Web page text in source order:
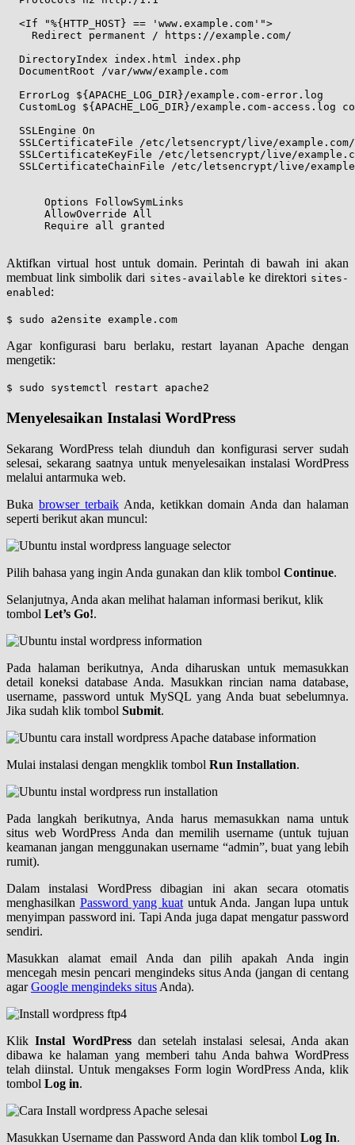
  <If "%{HTTP_HOST} == 'www.example.com'">
    Redirect permanent / https://example.com/
  DirectoryIndex index.html index.php
  DocumentRoot /var/www/example.com
  ErrorLog ${APACHE_LOG_DIR}/example.com-error.log
CustomLog ${APACHE_LOG_DIR}/example.com-access.log
  SSLEngine On
SSLCertificateFile /etc/letsencrypt/live/
SSLCertificateKeyFile /etc/letsencrypt/live/
SSLCertificateChainFile /etc/letsencrypt/live/
      Options FollowSymLinks
      AllowOverride All
      Require all granted
Aktifkan virtual host untuk domain. Perintah di bawah ini akan
membuat link simbolik dari sites-available ke direktori sites-
enabled :
$ sudo a2ensite example.com
Agar konfigurasi baru berlaku, restart layanan Apache dengan
mengetik:
$ sudo systemctl restart apache2
Menyelesaikan Instalasi WordPress
Sekarang WordPress telah diunduh dan konfigurasi server sudah
selesai, sekarang saatnya untuk menyelesaikan instalasi WordPress
melalui antarmuka web.
Buka browser terbaikAnda, ketikkan domain Anda dan halaman
seperti berikut akan muncul:
Pilih bahasa yang ingin Anda gunakan dan klik tombol Continue.
Selanjutnya, Anda akan melihat halaman informasi berikut, klik
tombol Let’s Go!.
Pada halaman berikutnya, Anda diharuskan untuk memasukkan
detail koneksi database Anda. Masukkan rincian nama database,
username, password untuk MySQL yang Anda buat sebelumnya.
Jika sudah klik tombol Submit.
Mulai instalasi dengan mengklik tombol Run Installation.
Pada langkah berikutnya, Anda harus memasukkan nama untuk
situs web WordPress Anda dan memilih username (untuk tujuan
keamanan jangan menggunakan username “admin”, buat yang lebih
rumit).
Dalam instalasi WordPress dibagian ini akan secara otomatis
menghasilkan Password yang kuatuntuk Anda. Jangan lupa untuk
menyimpan password ini. Tapi Anda juga dapat mengatur password
sendiri.
Masukkan alamat email Anda dan pilih apakah Anda ingin
mencegah mesin pencari mengindeks situs Anda (jangan di centang
agarGoogle mengindeks situs Anda).
KlikInstal WordPressdan setelah instalasi selesai, Anda akan
dibawa ke halaman yang memberi tahu Anda bahwa WordPress
telah diinstal. Untuk mengakses Form login WordPress Anda, klik
tombol Log in.
Masukkan Username dan Password Anda dan klik tombol Log In.